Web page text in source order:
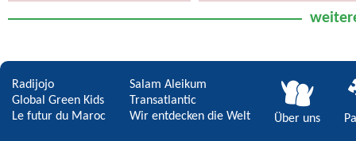
der Erde?
Radijojo
Global Green Kids
Le futur du Maroc
Salam Aleikum
Transatlantic
Wir entdecken die Welt
Über uns